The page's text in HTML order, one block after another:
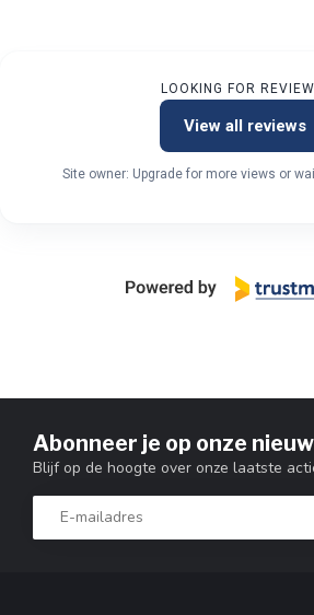
LOOKING FOR
View all reviews
Site owner: Upgrade for more views or
Abonneer je op onze
Blijf op de hoogte over onze laatste